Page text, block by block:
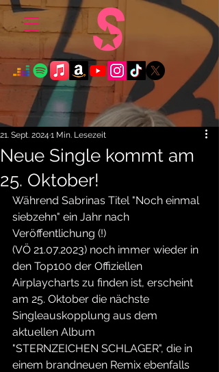
Neue Single kommt am
25. Oktober!
21. Sept. 2024 1 Min. Lesezeit
Während Sabrinas Titel "Noch einmal
siebzehn" ein Jahr nach
Veröffentlichung (!)
(VÖ 21.07.2023) noch immer wieder in
den Top100 der Offiziellen
Airplaycharts zu finden ist, erscheint
am 25. Oktober die nächste
Singleauskopplung aus dem
aktuellen Album
"STERNZEICHEN SCHLAGER", die in
einem brandneuen Remix ebenfalls